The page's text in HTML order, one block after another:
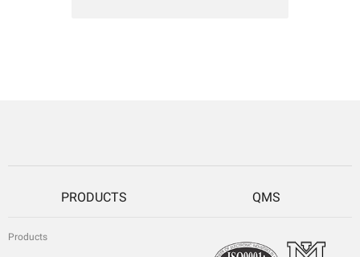
QMS
PRODUCTS
Products